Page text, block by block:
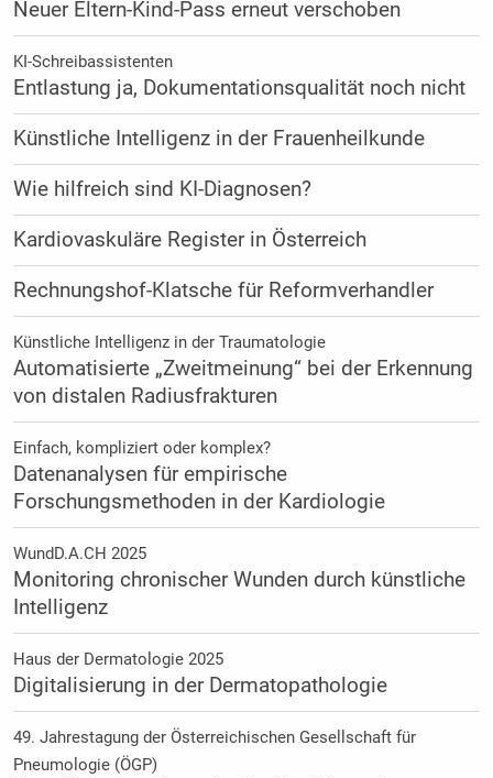
Neuer Eltern-Kind-Pass erneut verschoben
KI-Schreibassistenten
Entlastung ja, Dokumentationsqualität noch nicht
Künstliche Intelligenz in der Frauenheilkunde
Wie hilfreich sind KI-Diagnosen?
Kardiovaskuläre Register in Österreich
Rechnungshof-Klatsche für Reformverhandler
Künstliche Intelligenz in der Traumatologie
Automatisierte „Zweitmeinung“ bei der Erkennung
von distalen Radiusfrakturen
Einfach, kompliziert oder komplex?
Datenanalysen für empirische
Forschungsmethoden in der Kardiologie
WundD.A.CH 2025
Monitoring chronischer Wunden durch künstliche
Intelligenz
Haus der Dermatologie 2025
Digitalisierung in der Dermatopathologie
49. Jahrestagung der Österreichischen Gesellschaft für
Pneumologie (ÖGP)